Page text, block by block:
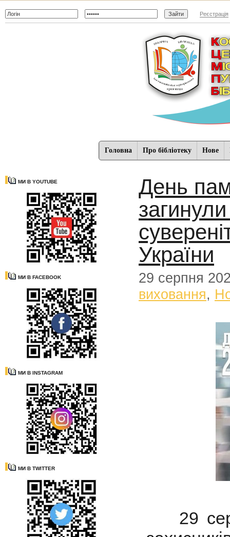
Реєстрація
Головна Про бібліотеку Нове
МИ В YOUTUBE
МИ В FACEBOOK
МИ В INSTAGRAM
МИ В TWITTER
День
України
29 серпня
виховання,
29